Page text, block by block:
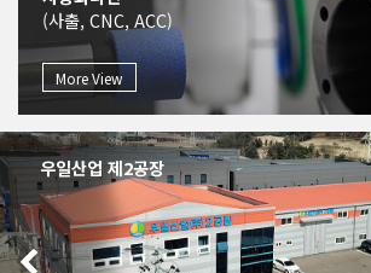
(사출, CNC, ACC)
More View
우일산업 제2공장